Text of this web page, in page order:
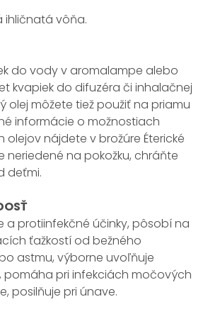
ihličnatá vôňa.
do vody v aromalampe alebo
kvapiek do difuzéra či inhalačnej
olej môžete tiež použiť na priamu
informácie o možnostiach
olejov nájdete v brožúre Éterické
neriedené na pokožku, chráňte
deťmi.
a protiinfekčné účinky, pôsobí na
ťažkostí od bežného
astmu, výborne uvoľňuje
pomáha pri infekciách močových
posilňuje pri únave.